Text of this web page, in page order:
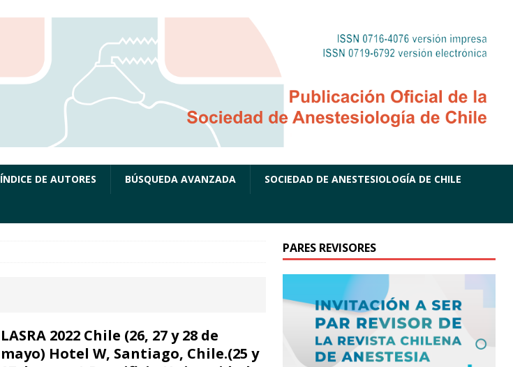
ÍNDICE DE AUTORES BÚSQUEDA AVANZADA SOCIEDAD DE ANESTESIOLOGÍA DE CHILE
LASRA 2022 Chile (26, 27 y 28 de
mayo) Hotel W, Santiago, Chile.(25 y
PARES REVISORES